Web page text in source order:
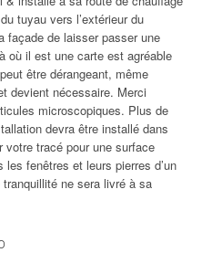
tuyau vers l’extérieur du
façade de laisser passer une
où il est une carte est agréable
être dérangeant, même
devient nécessaire. Merci
microscopiques. Plus de
devra être installé dans
votre tracé pour une surface
les fenêtres et leurs pierres d’un
ne sera livré à sa